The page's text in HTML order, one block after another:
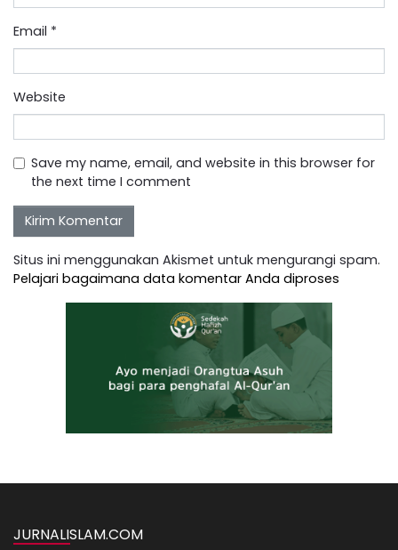
Email *
Website
Save my name, email, and website in this browser for
the next time I comment
Situs ini menggunakan Akismet untuk mengurangi spam.
Pelajari bagaimana data komentar Anda diproses
JURNALISLAM.COM